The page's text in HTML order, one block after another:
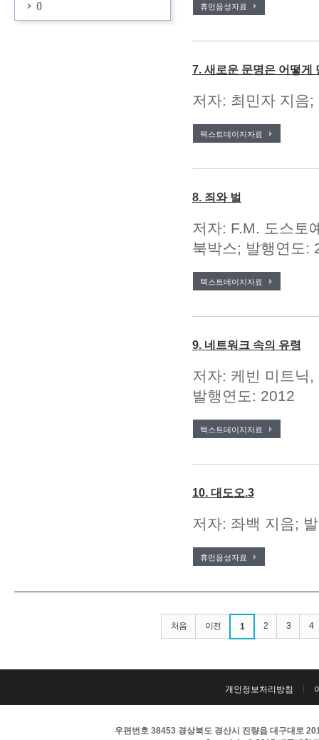
() 휴먼음성자료
7. 새로운 문명은 어떻게
저자: 최민자 지음
텍스트데이지자료
8. 죄와 벌
저자: F.M. 도스토
북박스; 발행연도:
텍스트데이지자료
9. 네트워크 속의 유령
저자: 케빈 미트닉
발행연도: 2012
텍스트데이지자료
10. 대도오.3
저자: 좌백 지음;
휴먼음성자료
처음 이전 1 2 3 4
개인정보처리방침
우편번호 38453 경상북도 경산시 진량읍 대구대로